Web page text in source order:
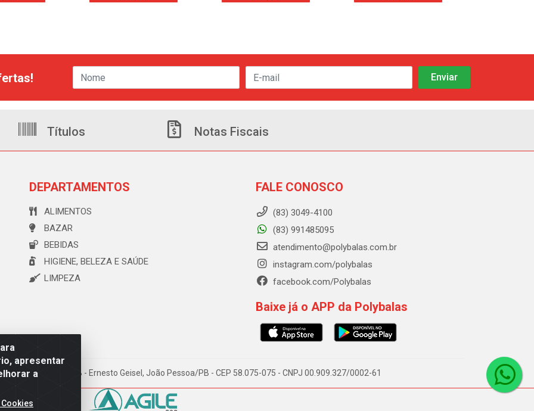
apresentar
a
Títulos Notas Fiscais
DEPARTAMENTOS
ALIMENTOS
BAZAR
BEBIDAS
HIGIENE, BELEZA E SAÚDE
LIMPEZA
FALE CONOSCO
(83) 3049-4100
(83) 991485095
atendimento@polybalas.com.br
instagram.com/polybalas
facebook.com/Polybalas
Baixe já o APP da Polybalas
173 Galpão B - Ernesto Geisel, João Pessoa/PB - CEP 58.075-075 - CNPJ 00.909.327/0002-61